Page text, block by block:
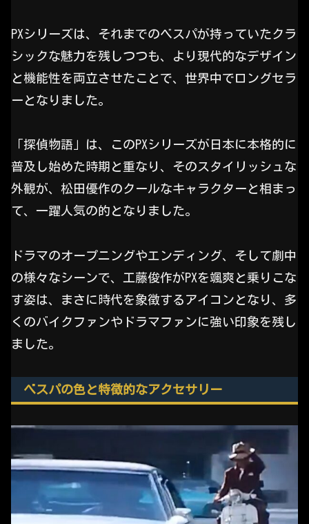
PXシリーズは、それまでのベスパが持っていたクラ
シックな魅力を残しつつも、より現代的なデザイン
と機能性を両立させたことで、世界中でロングセラ
ーとなりました。
「探偵物語」は、このPXシリーズが日本に本格的に
普及し始めた時期と重なり、そのスタイリッシュな
外観が、松田優作のクールなキャラクターと相まっ
て、一躍人気の的となりました。
ドラマのオープニングやエンディング、そして劇中
の様々なシーンで、工藤俊作がPXを颯爽と乗りこな
す姿は、まさに時代を象徴するアイコンとなり、多
くのバイクファンやドラマファンに強い印象を残し
ました。
ベスパの色と特徴的なアクセサリー